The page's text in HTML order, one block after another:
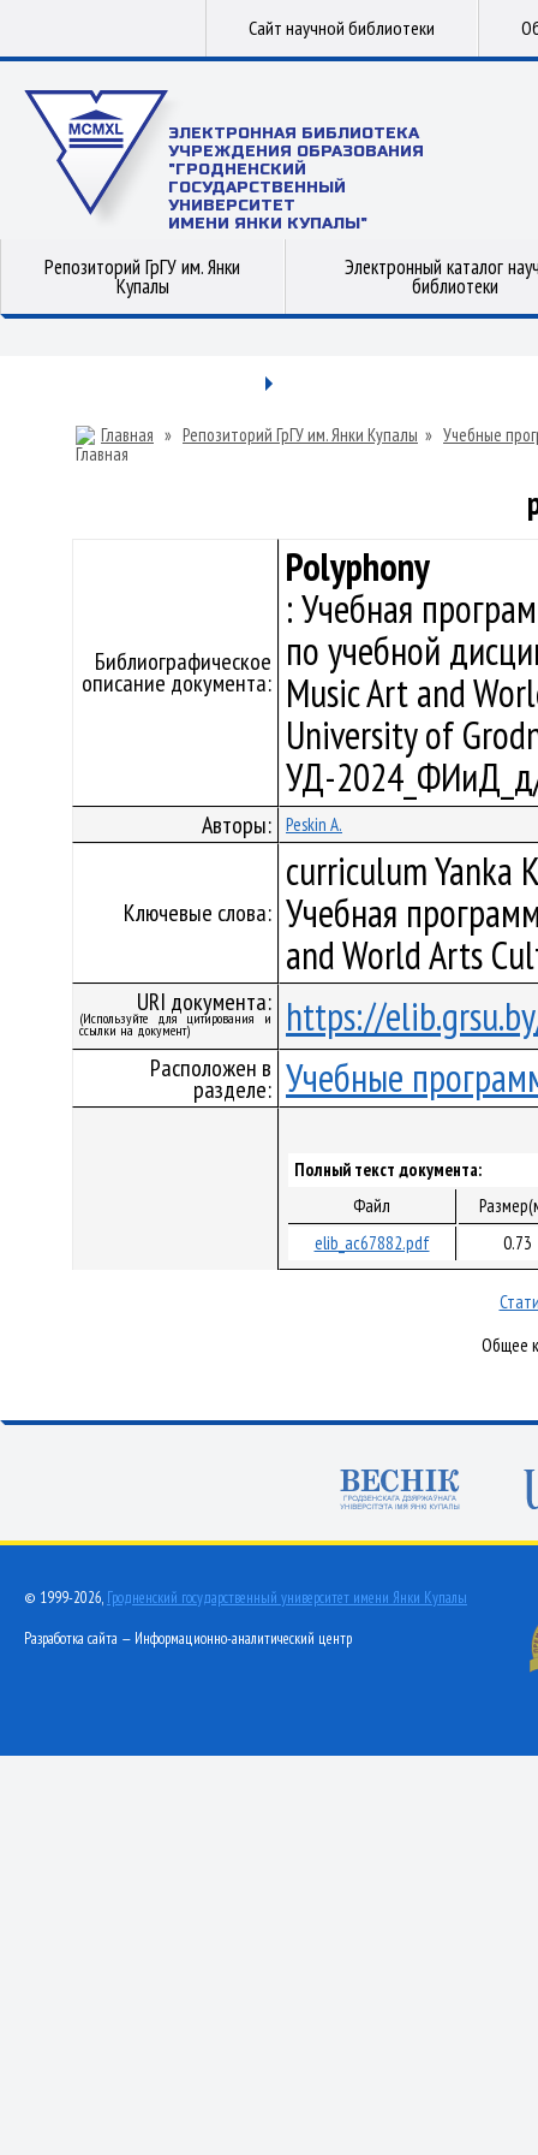
Сайт научной библиотеки
ЭЛЕКТРОННАЯ БИБЛИОТЕКА
УЧРЕЖДЕНИЯ ОБРАЗОВАНИЯ
"ГРОДНЕНСКИЙ
ГОСУДАРСТВЕННЫЙ
УНИВЕРСИТЕТ
ИМЕНИ ЯНКИ КУПАЛЫ"
Репозиторий ГрГУ им. Янки
Купалы
Электронный каталог
библиотеки
Главная » Репозиторий ГрГУ им. Янки Купалы » Учебные
Библиографическое
описание документа:
Polyphony
: Учебная
по учебной
Music Art and
University of
УД-
Авторы: Peskin A.
Ключевые слова:
curriculum Yanka
Учебная
and World Arts
URI документа:
(Используйте для цитирования и
ссылки на документ) https://
Расположен в
разделе: Учебные
Полный текст документа:
Файл
elib_ac67882.pdf
0.73
Общее
© 1999-2026, Гродненский государственный университет имени Янки Купалы
Разработка сайта — Информационно-аналитический центр